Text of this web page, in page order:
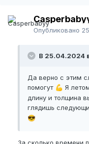
Опубликовано
В 25.04.2024
Да верно с этим
помогут 💪 Я
длину и толщина
глядишь
😎
За сколько времени